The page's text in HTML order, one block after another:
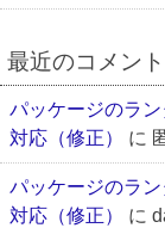
最近のコメント
パッケージのラ
対応（修正）
に
パッケージのラ
対応（修正）
に